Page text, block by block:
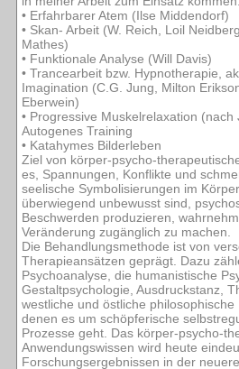
• Erfahrbarer Atem (Ilse Middendorf)
• Skan- Arbeit (W. Reich, Loil
Mathes)
• Funktionale Analyse (Will Davis)
• Trancearbeit bzw. Hypnotherapie,
Imagination (C.G. Jung, Milton
Eberwein)
• Progressive Muskelrelaxation (nach
Autogenes Training
• Katahymes Bilderleben
Ziel von körper-psycho-
es, Spannungen, Konflikte und
seelische Symbolisierungen im
überwiegend unbewusst sind,
Beschwerden produzieren,
Veränderung zugänglich zu machen.
Die Behandlungsmethode ist von
Therapieansätzen geprägt. Dazu
Psychoanalyse, die humanistische
Gestaltpsychologie, Ausdruckstanz,
westliche und östliche philosophische
denen es um schöpferische
Prozesse geht. Das körper-psycho-
Anwendungswissen wird heute
Forschungsergebnissen in der